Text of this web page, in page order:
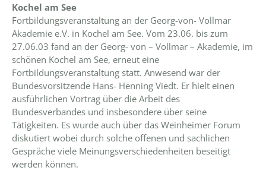
Kochel am See
Fortbildungsveranstaltung an der Georg-von- Vollmar
Akademie e.V. in Kochel am See. Vom 23.06. bis zum
27.06.03 fand an der Georg- von – Vollmar – Akademie, im
schönen Kochel am See, erneut eine
Fortbildungsveranstaltung statt. Anwesend war der
Bundesvorsitzende Hans- Henning Viedt. Er hielt einen
ausführlichen Vortrag über die Arbeit des
Bundesverbandes und insbesondere über seine
Tätigkeiten. Es wurde auch über das Weinheimer Forum
diskutiert wobei durch solche offenen und sachlichen
Gespräche viele Meinungsverschiedenheiten beseitigt
werden können.